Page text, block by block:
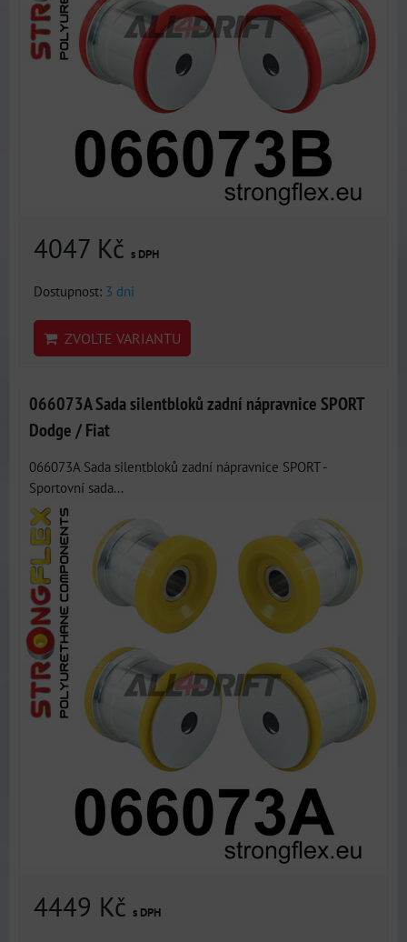
4047 Kč s DPH
Dostupnost: 3 dni
ZVOLTE VARIANTU
066073A Sada silentbloků zadní nápravnice SPORT
Dodge / Fiat
066073A Sada silentbloků zadní nápravnice SPORT -
Sportovní sada...
4449 Kč s DPH